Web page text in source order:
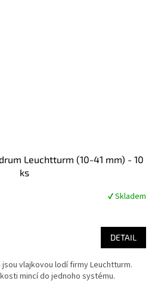
Leuchtturm (10-41 mm) - 10
ks
✔ Skladem
DETAIL
vlajkovou lodí firmy Leuchtturm.
mincí do jednoho systému.